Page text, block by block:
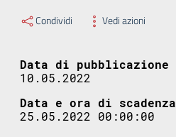
Condividi Vedi azioni
Data di pubblicazione
10.05.2022
Data e ora di scadenza
25.05.2022 00:00:00